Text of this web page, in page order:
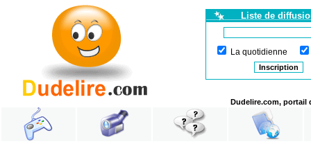
Liste de
La quotidienne
Dudelire.com, portail